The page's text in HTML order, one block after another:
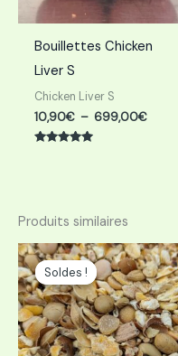
Bouillettes Chicken
Liver S
Chicken Liver S
10,90€ – 699,00€
Produits similaires
Soldes !
Soldes !
Plage
de
prix :
9,90€
à
14,90€